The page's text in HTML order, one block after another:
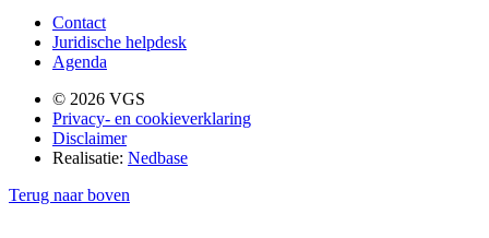
Contact
Juridische helpdesk
Agenda
© 2026 VGS
Privacy- en cookieverklaring
Disclaimer
Realisatie: Nedbase
Terug naar boven